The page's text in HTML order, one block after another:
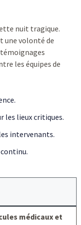
nuit tragique.
une volonté de
les équipes de
les lieux critiques.
intervenants.
médicaux et